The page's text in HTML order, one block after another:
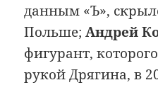
данным «Ъ»,
Польше;Андрей
фигурант,
рукой Дрягина, в